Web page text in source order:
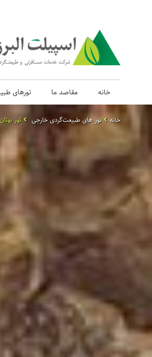
خانه مقاصد ما تورهای
خانه تور های طبیعت‌گردی خارجی تور بوتان